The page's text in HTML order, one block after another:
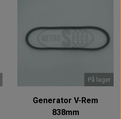
På lager
Generator V-Rem
838mm